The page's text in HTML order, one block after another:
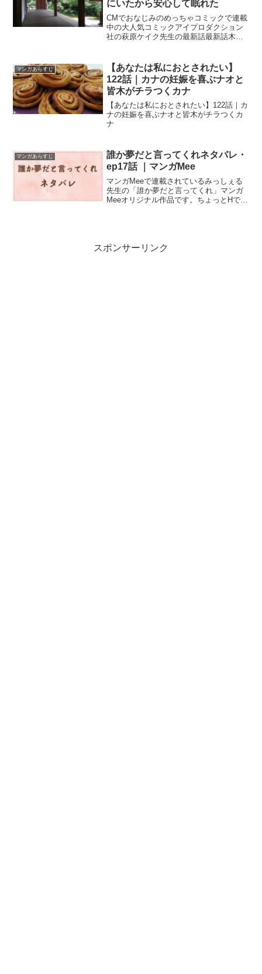
にいたから安心して眠れた
CMでおなじみのめっちゃコミックで連載
中の大人気コミックアイプロダクション
社の萩原ケイク先生の最新話最新話木更
た
マンガあらすじ
【あなたは私におとされたい】
122話｜カナの妊娠を喜ぶナオと
皆木がチラつくカナ
【あなたは私におとされたい】122話｜カ
ナの妊娠を喜ぶナオと皆木がチラつくカ
ナ
マンガあらすじ
誰か夢だと言ってくれネタバレ・
ep17話 ｜マンガMee
マンガMeeで連載されているみっしぇる
先生の「誰か夢だと言ってくれ」マンガ
Meeオリジナル作品です。ちょっとHでキ
スポンサーリンク